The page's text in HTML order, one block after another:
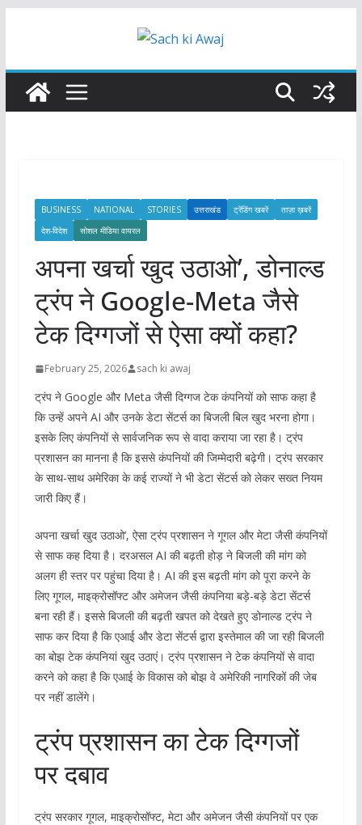
BUSINESS NATIONAL STORIES उत्तराखंड ट्रेंडिंग खबरें
ताज़ा ख़बरें
देश-विदेश
सोशल मीडिया वायरल
अपना खर्चा खुद उठाओ’, डोनाल्ड
ट्रंप ने Google-Meta जैसे
टेक दिग्गजों से ऐसा क्यों कहा?
February 25, 2026 sach ki awaj
ट्रंप ने Google और Meta जैसी दिग्गज टेक कंपनियों को साफ कहा है
कि उन्हें अपने AI और उनके डेटा सेंटर्स का बिजली बिल खुद भरना होगा।
इसके लिए कंपनियों से सार्वजनिक रूप से वादा कराया जा रहा है। ट्रंप
प्रशासन का मानना है कि इससे कंपनियों की जिम्मेदारी बढ़ेगी। ट्रंप सरकार
के साथ-साथ अमेरिका के कई राज्यों ने भी डेटा सेंटर्स को लेकर सख्त नियम
जारी किए हैं।
अपना खर्चा खुद उठाओ’, ऐसा ट्रंप प्रशासन ने गूगल और मेटा जैसी कंपनियों
से साफ कह दिया है। दरअसल AI की बढ़ती होड़ ने बिजली की मांग को
अलग ही स्तर पर पहुंचा दिया है। AI की इस बढ़ती मांग को पूरा करने के
लिए गूगल, माइक्रोसॉफ्ट और अमेजन जैसी कंपनिया बड़े-बड़े डेटा सेंटर्स
बना रही हैं। इससे बिजली की बढ़ती खपत को देखते हुए डोनाल्ड ट्रंप ने
साफ कर दिया है कि एआई और डेटा सेंटर्स द्वारा इस्तेमाल की जा रही बिजली
का बोझ टेक कंपनियां खुद उठाएं। ट्रंप प्रशासन ने टेक कंपनियों से वादा
करने को कहा है कि एआई के विकास को बोझ वे अमेरिकी नागरिकों की जेब
पर नहीं डालेंगे।
ट्रंप प्रशासन का टेक दिग्गजों
पर दबाव
ट्रंप सरकार गूगल, माइक्रोसॉफ्ट, मेटा और अमेजन जैसी कंपनियों पर एक